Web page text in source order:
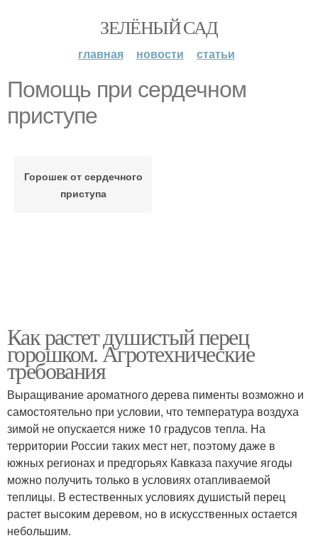
ЗЕЛЁНЫЙ САД
главная новости статьи
Помощь при сердечном
приступе
Горошек от сердечного
приступа
Как растет душистый перец
горошком. Агротехнические
требования
Выращивание ароматного дерева пименты возможно и
самостоятельно при условии, что температура воздуха
зимой не опускается ниже 10 градусов тепла. На
территории России таких мест нет, поэтому даже в
южных регионах и предгорьях Кавказа пахучие ягоды
можно получить только в условиях отапливаемой
теплицы. В естественных условиях душистый перец
растет высоким деревом, но в искусственных остается
небольшим.